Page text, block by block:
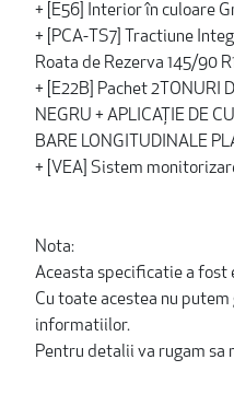
+ [E56] Interior în culoare
+ [PCA-TS7] Tractiune
Roata de Rezerva 145/90
+ [E22B] Pachet 2TONURI
NEGRU + APLICAȚIE DE
BARE LONGITUDINALE
+ [VEA] Sistem
Nota:
Aceasta specificatie a fost
Cu toate acestea nu
informatiilor.
Pentru detalii va rugam sa